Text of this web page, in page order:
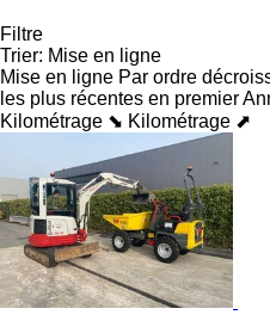
Filtre
Trier: Mise en ligne
Mise en ligne Par ordre
les plus récentes en premier
Kilométrage ⬊ Kilométrage ⬈